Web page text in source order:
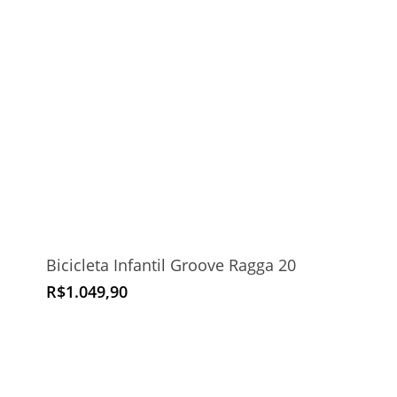
Bicicleta Infantil Groove Ragga 20
R$1.049,90